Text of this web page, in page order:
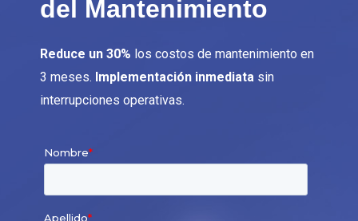
del Mantenimiento
Reduce un 30% los costos de mantenimiento en
3 meses. Implementación inmediata sin
interrupciones operativas.